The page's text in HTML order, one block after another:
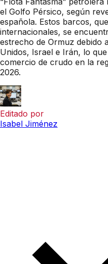
el Golfo Pérsico, según
española. Estos barcos,
internacionales, se
estrecho de Ormuz debido
Unidos, Israel e Irán, lo
comercio de crudo en la
2026.
Editado por
Isabel Jiménez